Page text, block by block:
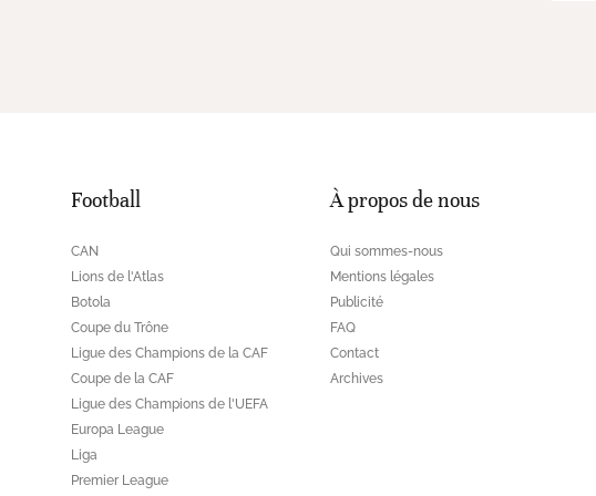
Football
CAN
Lions de l'Atlas
Botola
Coupe du Trône
Ligue des Champions de la CAF
Coupe de la CAF
Ligue des Champions de l'UEFA
Europa League
Liga
Premier League
À propos de nous
Qui sommes-nous
Mentions légales
Publicité
FAQ
Contact
Archives